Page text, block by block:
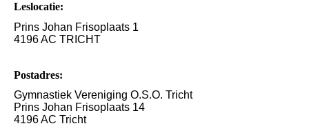
Leslocatie:
Prins Johan Frisoplaats 1
4196 AC TRICHT
Postadres:
Gymnastiek Vereniging O.S.O. Tricht
Prins Johan Frisoplaats 14
4196 AC Tricht